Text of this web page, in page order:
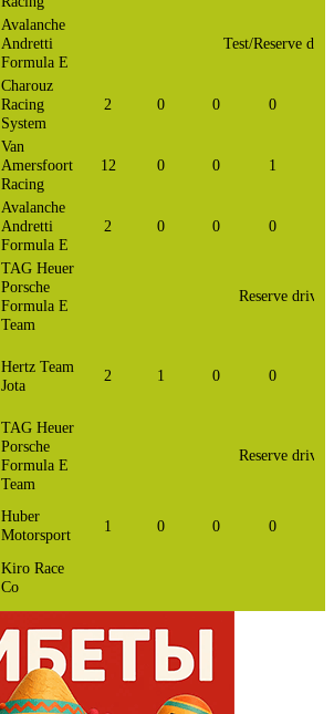
Avalanche
Andretti
Formula E
Test/Reserve
Charouz
Racing
System
2 0 0 0
Van
Amersfoort
Racing
12 0 0 1
Avalanche
Andretti
Formula E
2 0 0 0
TAG Heuer
Porsche
Formula E
Team
Reserve driver
Hertz Team
Jota
2 1 0 0
TAG Heuer
Porsche
Formula E
Team
Reserve driver
Huber
Motorsport
1 0 0 0
Kiro Race
Co